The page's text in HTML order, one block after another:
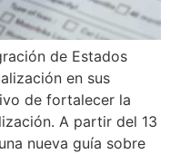
de Estados
en sus
de fortalecer la
A partir del 13
nueva guía sobre